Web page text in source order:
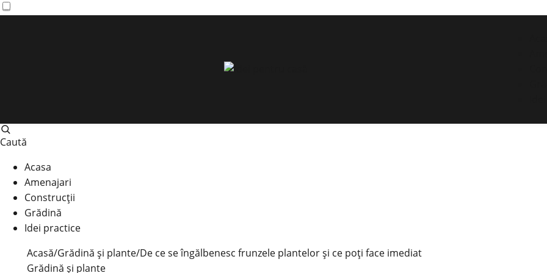
Caută
Acasa
Amenajari
Construcții
Grădină
Idei practice
Acasă/Grădină și plante/De ce se îngălbenesc frunzele plantelor și ce poți face imediat
Grădină și plante